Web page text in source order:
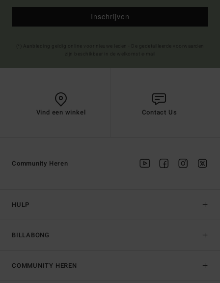
Inschrijven
Vind een winkel Contact Us
HULP
BILLABONG
Community Heren
COMMUNITY HEREN